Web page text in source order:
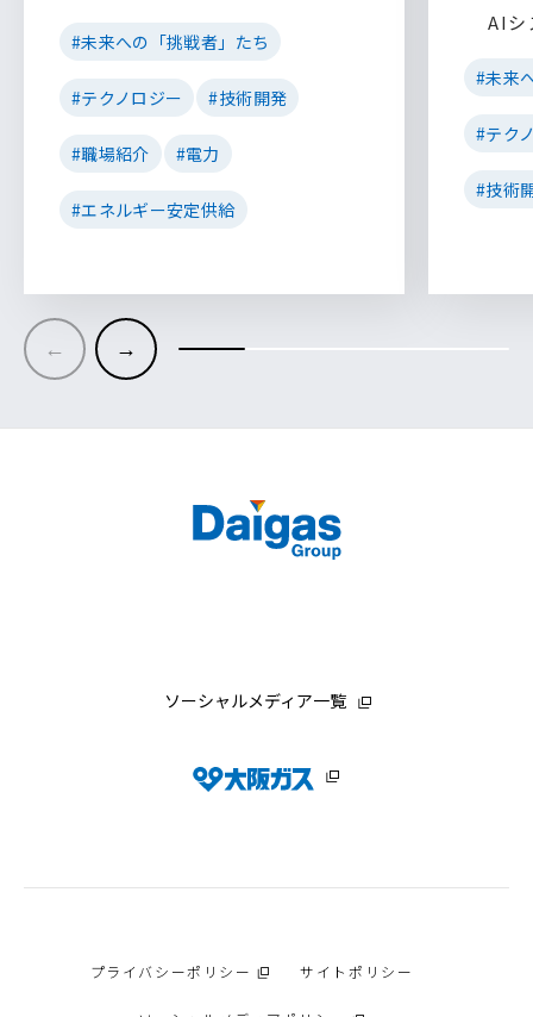
#未来への「挑戦者」たち
#テクノロジー #技術開発
#職場紹介 #電力
#エネルギー安定供給
AIシ
#未来
#テク
#技術
ソーシャルメディア一覧
プライバシーポリシー サイトポリシー